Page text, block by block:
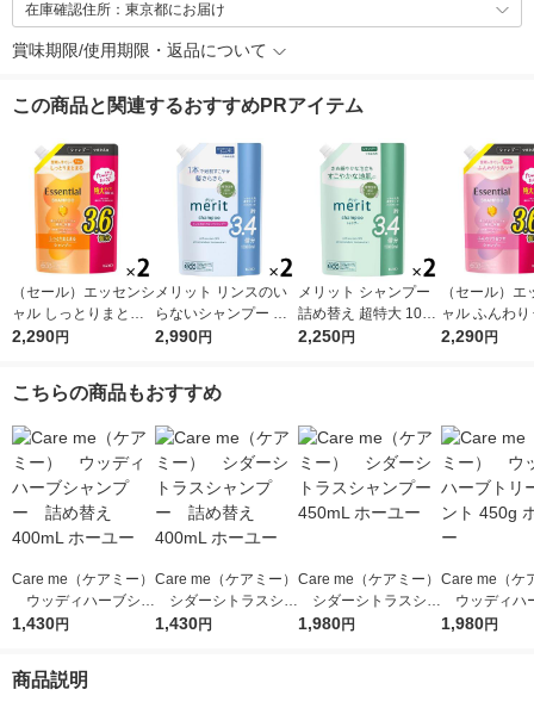
在庫確認住所：東京都にお届け
賞味期限/使用期限・返品について
この商品と関連するおすすめPRアイテム
（セール）エッセンシ
ャル しっとりまとま
る シャンプー 詰め替
2,290円
メリット リンスのい
らないシャンプー 詰
め替え 超特大 1080ml
2,990円
メリット シャンプー
詰め替え 超特大 1080
ml 2個 花王
2,250円
（セール）エ
ャル ふんわ
ヤ シャンプー
2,290円
こちらの商品もおすすめ
Care me（ケアミー）
ウッディハーブシャ
ンプー 詰め替え 400
1,430円
Care me（ケアミー）
シダーシトラスシャ
ンプー 詰め替え 400
1,430円
Care me（ケアミー）
シダーシトラスシャ
ンプー 450mL ホーユ
1,980円
Care me（ケ
ウッディハ
ートメント
1,980円
商品説明